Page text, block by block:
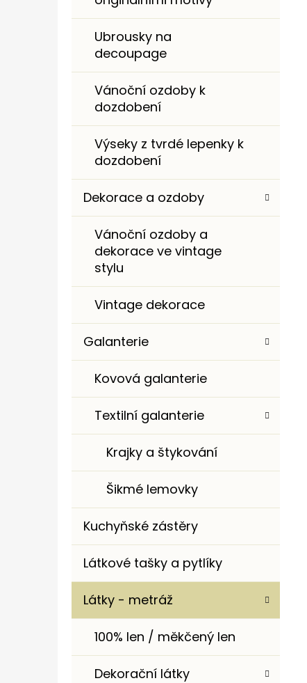
Ubrousky na
decoupage
Vánoční ozdoby k
dozdobení
Výseky z tvrdé lepenky k
dozdobení
Dekorace a ozdoby
Vánoční ozdoby a
dekorace ve vintage
stylu
Vintage dekorace
Galanterie
Kovová galanterie
Textilní galanterie
Krajky a štykování
Šikmé lemovky
Kuchyňské zástěry
Látkové tašky a pytlíky
Látky - metráž
100% len / měkčený len
Dekorační látky